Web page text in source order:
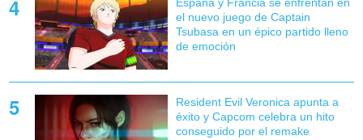
el nuevo juego de Captain
Tsubasa en un épico partido lleno
de emoción
Resident Evil Veronica apunta a
éxito y Capcom celebra un hito
conseguido por el remake